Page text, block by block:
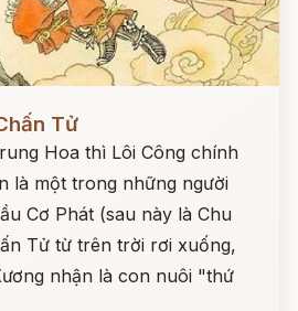
Tử
Hoa thì Lôi Công chính
là một trong những người
Cơ Phát (sau này là Chu
Tử từ trên trời rơi xuống,
nhận là con nuôi "thứ